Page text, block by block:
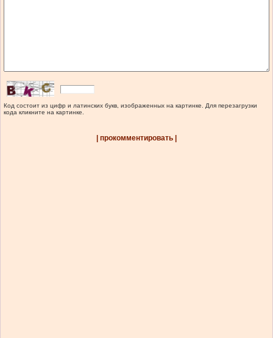
Код состоит из цифр и латинских букв, изображенных на картинке. Для перезагрузки
кода кликните на картинке.
| прокомментировать |